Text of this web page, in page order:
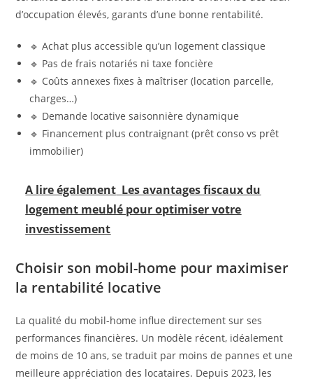
d’occupation élevés, garants d’une bonne rentabilité.
🔹 Achat plus accessible qu’un logement classique
🔹 Pas de frais notariés ni taxe foncière
🔹 Coûts annexes fixes à maîtriser (location parcelle,
charges…)
🔹 Demande locative saisonnière dynamique
🔹 Financement plus contraignant (prêt conso vs prêt
immobilier)
A lire également Les avantages fiscaux du
logement meublé pour optimiser votre
investissement
Choisir son mobil-home pour maximiser
la rentabilité locative
La qualité du mobil-home influe directement sur ses
performances financières. Un modèle récent, idéalement
de moins de 10 ans, se traduit par moins de pannes et une
meilleure appréciation des locataires. Depuis 2023, les